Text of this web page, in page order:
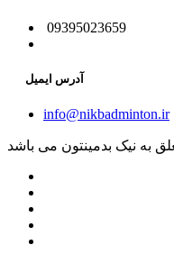
09395023659
آدرس ایمیل
info@nikbadminton.ir